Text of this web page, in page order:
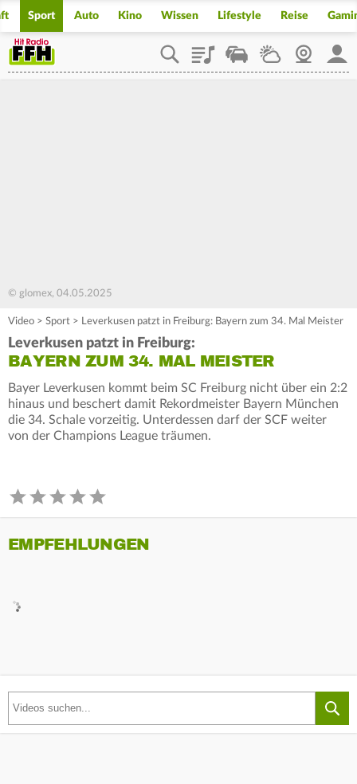
Sport Auto Kino Wissen Lifestyle Reise
PlaylistStaupilotWetterWebcam
© glomex, 04.05.2025
Video > Sport > Leverkusen patzt in Freiburg: Bayern zum 34. Mal Meister
Leverkusen patzt in Freiburg:
BAYERN ZUM 34. MAL MEISTER
Bayer Leverkusen kommt beim SC Freiburg nicht über ein 2:2
hinaus und beschert damit Rekordmeister Bayern München
die 34. Schale vorzeitig. Unterdessen darf der SCF weiter
von der Champions League träumen.
EMPFEHLUNGEN